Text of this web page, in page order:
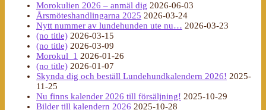
Morokulien 2026 – anmäl dig 2026-06-03
Årsmöteshandlingarna 2025 2026-03-24
Nytt nummer av lundehunden ute nu… 2026-03-23
(no title) 2026-03-15
(no title) 2026-03-09
Morokul_1 2026-01-26
(no title) 2026-01-07
Skynda dig och beställ Lundehundkalendern 2026! 2025-
11-25
Nu finns kalender 2026 till försäljning! 2025-10-29
Bilder till kalendern 2026 2025-10-28